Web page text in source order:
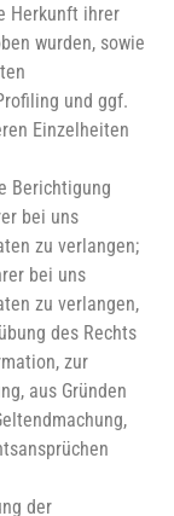
Herkunft ihrer
wurden, sowie
und ggf.
Einzelheiten
Berichtigung
bei uns
zu verlangen;
bei uns
zu verlangen,
des Rechts
zur
aus Gründen
der